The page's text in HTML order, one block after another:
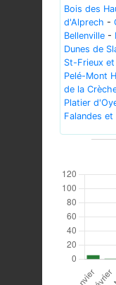
Bois des
d'Alprech -
Bellenville -
Dunes de
St-Frieux
Pelé-Mont
de la
Platier
Falandes